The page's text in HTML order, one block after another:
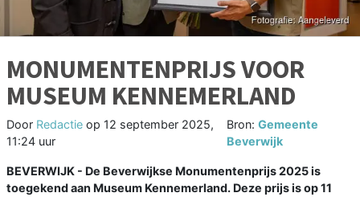
MONUMENTENPRIJS VOOR
MUSEUM KENNEMERLAND
Door Redactie op 12 september 2025,
11:24 uur
Bron: Gemeente
Beverwijk
BEVERWIJK - De Beverwijkse Monumentenprijs 2025 is
toegekend aan Museum Kennemerland. Deze prijs is op 11